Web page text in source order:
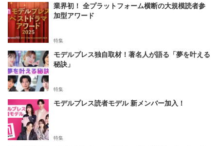
業界初！ 全プラットフォーム横断の大規模読者参
加型アワード
特集
モデルプレス独自取材！著名人が語る「夢を叶える
秘訣」
特集
モデルプレス読者モデル 新メンバー加入！
特集